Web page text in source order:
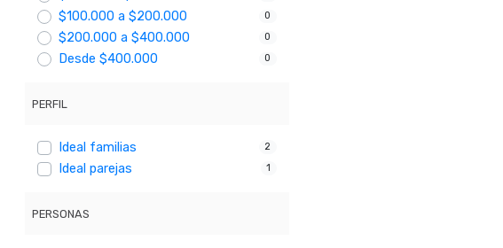
$100.000 a $200.000 0
$200.000 a $400.000 0
Desde $400.000 0
PERFIL
Ideal familias 2
Ideal parejas 1
PERSONAS